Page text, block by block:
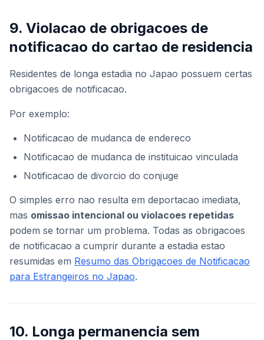
9. Violacao de obrigacoes de
notificacao do cartao de residencia
Residentes de longa estadia no Japao possuem certas
obrigacoes de notificacao.
Por exemplo:
Notificacao de mudanca de endereco
Notificacao de mudanca de instituicao vinculada
Notificacao de divorcio do conjuge
O simples erro nao resulta em deportacao imediata,
mas omissao intencional ou violacoes repetidas
podem se tornar um problema. Todas as obrigacoes
de notificacao a cumprir durante a estadia estao
resumidas em Resumo das Obrigacoes de Notificacao
para Estrangeiros no Japao.
10. Longa permanencia sem